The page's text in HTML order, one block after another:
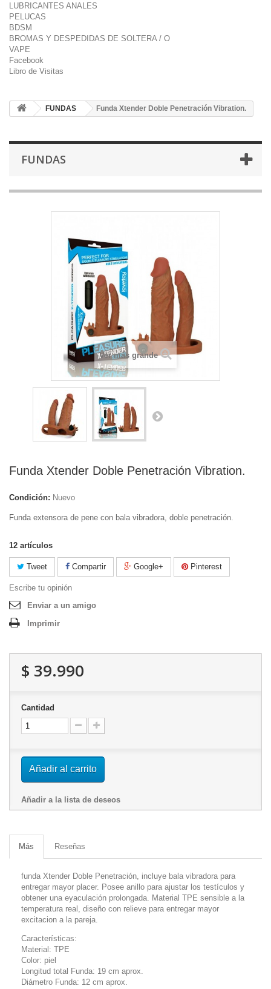
LUBRICANTES ANALES
PELUCAS
BDSM
BROMAS Y DESPEDIDAS DE SOLTERA / O
VAPE
Facebook
Libro de Visitas
FUNDAS Funda Xtender Doble Penetración Vibration.
FUNDAS
Ver más grande
Funda Xtender Doble Penetración Vibration.
Condición: Nuevo
Funda extensora de pene con bala vibradora, doble penetración.
12 artículos
Tweet Compartir Google+ Pinterest
Escribe tu opinión
Enviar a un amigo
Imprimir
$ 39.990
Cantidad
Añadir al carrito
Añadir a la lista de deseos
Más Reseñas
funda Xtender Doble Penetración, incluye bala vibradora para
entregar mayor placer. Posee anillo para ajustar los testículos y
obtener una eyaculación prolongada. Material TPE sensible a la
temperatura real, diseño con relieve para entregar mayor
excitacion a la pareja.
Características:
Material: TPE
Color: piel
Longitud total Funda: 19 cm aprox.
Diámetro Funda: 12 cm aprox.